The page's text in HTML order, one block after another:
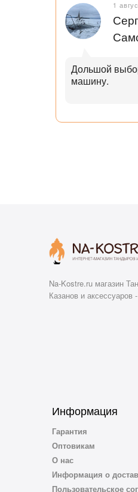
1
Дольшой
машину.
Na-Kostre.ru магазин
Казанов и аксессуаров
Информация
Гарантия
Оптовикам
О нас
Информация о
Пользовательское